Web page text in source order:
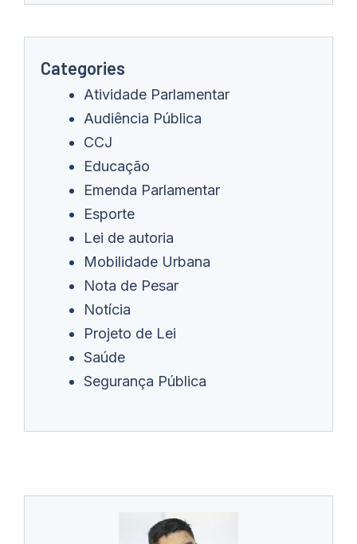
Categories
Atividade Parlamentar
Audiência Pública
CCJ
Educação
Emenda Parlamentar
Esporte
Lei de autoria
Mobilidade Urbana
Nota de Pesar
Notícia
Projeto de Lei
Saúde
Segurança Pública